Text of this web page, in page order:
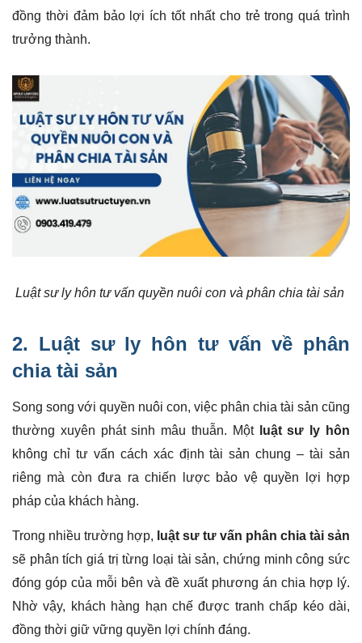
đồng thời đảm bảo lợi ích tốt nhất cho trẻ trong quá trình
trưởng thành.
Luật sư ly hôn tư vấn quyền nuôi con và phân chia tài sản
2. Luật sư ly hôn tư vấn về phân
chia tài sản
Song song với quyền nuôi con, việc phân chia tài sản cũng
thường xuyên phát sinh mâu thuẫn. Một
luật sư ly hôn
không chỉ tư vấn cách xác định tài sản chung – tài sản
riêng mà còn đưa ra chiến lược bảo vệ quyền lợi hợp
pháp của khách hàng.
Trong nhiều trường hợp, luật sư tư vấn phân chia tài sản
sẽ phân tích giá trị từng loại tài sản, chứng minh công sức
đóng góp của mỗi bên và đề xuất phương án chia hợp lý.
Nhờ vậy, khách hàng hạn chế được tranh chấp kéo dài,
đồng thời giữ vững quyền lợi chính đáng.